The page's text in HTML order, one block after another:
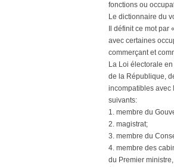
fonctions ou
Le dictionnaire du
Il définit ce mot
avec certaines
commerçant et
La Loi électorale
de la République,
incompatibles avec
suivants:
1. membre du
2. magistrat;
3. membre du
4. membre des
du Premier